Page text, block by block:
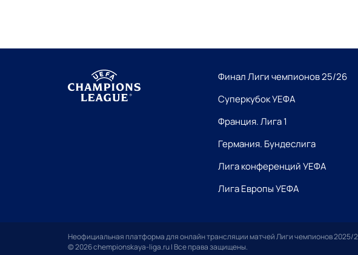
Финал Лиги чемпионов 25/26
Суперкубок УЕФА
Франция. Лига 1
Германия. Бундеслига
Лига конференций УЕФА
Лига Европы УЕФА
Неофициальная платформа для онлайн трансляции матчей Лиги чемпионов 2025/
© 2026 chempionskaya-liga.ru | Все права защищены.